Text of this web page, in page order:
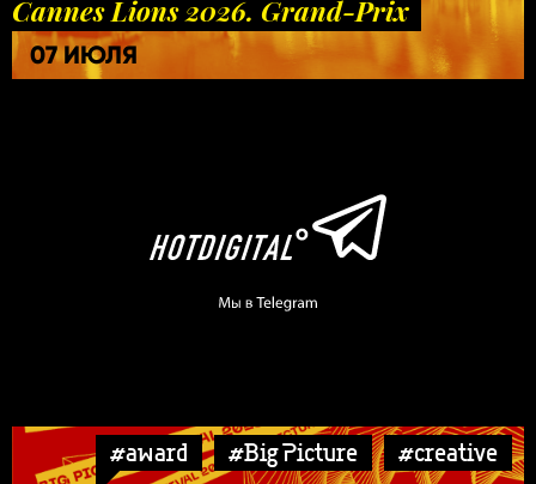
Cannes Lions 2026. Grand-Prix
07 ИЮЛЯ
#award #Big Picture #creative